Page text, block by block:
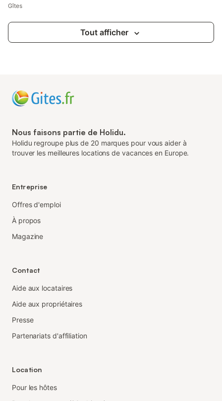
Gîtes
Tout afficher
Nous faisons partie de Holidu.
Holidu regroupe plus de 20 marques pour vous aider à
trouver les meilleures locations de vacances en Europe.
Entreprise
Offres d'emploi
À propos
Magazine
Contact
Aide aux locataires
Aide aux propriétaires
Presse
Partenariats d'affiliation
Location
Pour les hôtes